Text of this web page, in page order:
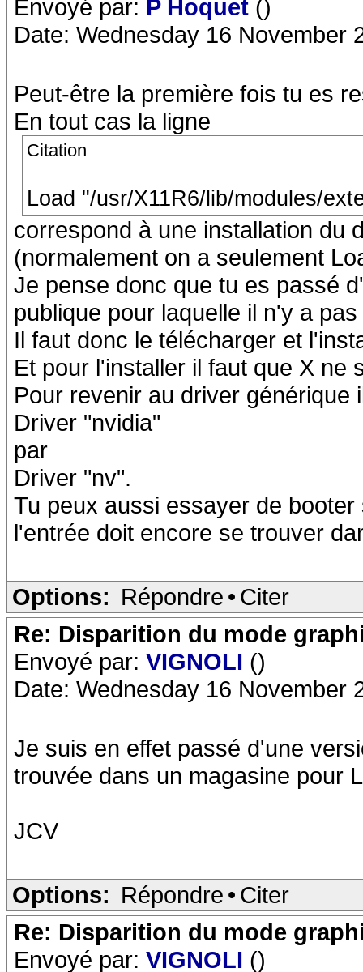
Envoyé par: P Hoquet ()
Date: Wednesday 16 November
Peut-être la première fois tu es
En tout cas la ligne
Citation
Load "/usr/X11R6/lib/modules/
correspond à une installation du
(normalement on a seulement
Je pense donc que tu es passé
publique pour laquelle il n'y a
Il faut donc le télécharger et
Et pour l'installer il faut que X ne
Pour revenir au driver
Driver "nvidia"
par
Driver "nv".
Tu peux aussi essayer de
l'entrée doit encore se trouver
Options: Répondre • Citer
Re: Disparition du mode
Envoyé par: VIGNOLI ()
Date: Wednesday 16 November
Je suis en effet passé d'une
trouvée dans un magasine pour
JCV
Options: Répondre • Citer
Re: Disparition du mode
Envoyé par: VIGNOLI ()